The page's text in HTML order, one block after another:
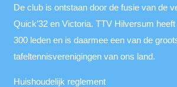
De club is ontstaan door de fusie van de
Quick’32 en Victoria. TTV Hilversum
300 leden en is daarmee een van de
tafeltennisverenigingen van ons land.
Huishoudelijk reglement